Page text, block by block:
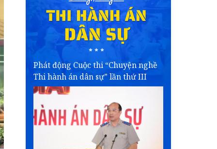
Phát động Cuộc thi “Chuyện nghề
Thi hành án dân sự” lần thứ III